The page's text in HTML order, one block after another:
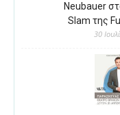
Neubauer
Slam της
30